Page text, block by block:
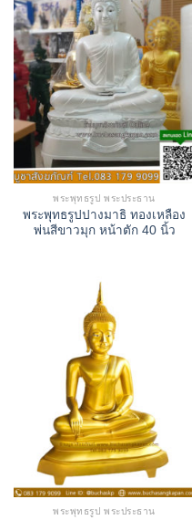
พระพุทธรูป พระประธาน
พระพุทธรูปปางมาธิ ทองเหลือง
พ่นสีขาวมุก หน้าตัก 40 นิ้ว
พระพุทธรูป พระประธาน